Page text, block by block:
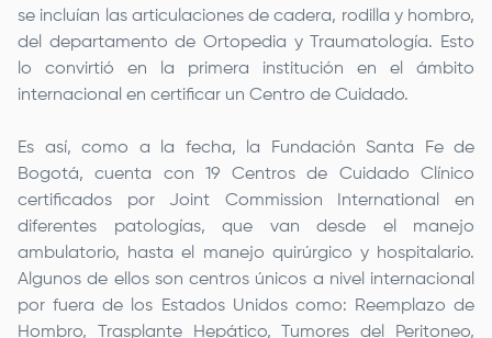
se incluían las articulaciones de cadera, rodilla y hombro,
del departamento de Ortopedia y Traumatología. Esto
lo convirtió en la primera institución en el ámbito
internacional en certificar un Centro de Cuidado.
Es así, como a la fecha, la Fundación Santa Fe de
Bogotá, cuenta con 19 Centros de Cuidado Clínico
certificados por Joint Commission International en
diferentes patologías, que van desde el manejo
ambulatorio, hasta el manejo quirúrgico y hospitalario.
Algunos de ellos son centros únicos a nivel internacional
por fuera de los Estados Unidos como: Reemplazo de
Hombro, Trasplante Hepático, Tumores del Peritoneo,